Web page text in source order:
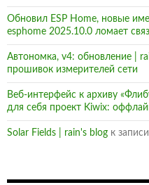
Обновил ESP Home, новые
esphome 2025.10.0 ломает
Автономка, v4: обновление |
прошивок измерителей сети
Веб-интерфейс к архиву
для себя проект Kiwix:
Solar Fields | rain's blog к записи